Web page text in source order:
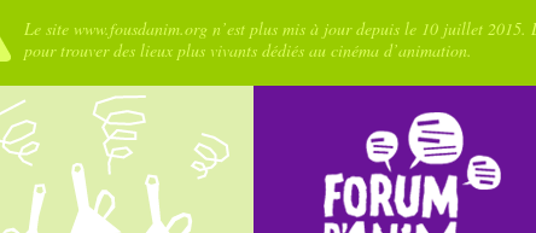
Le site www.fousdanim.org n’est plus mis à jour depuis le 10 juillet
pour trouver des lieux plus vivants dédiés au cinéma d’animation.